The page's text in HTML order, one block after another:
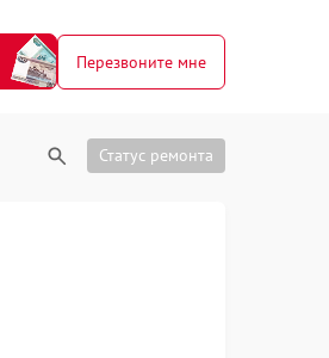
Перезвоните мне
Статус ремонта